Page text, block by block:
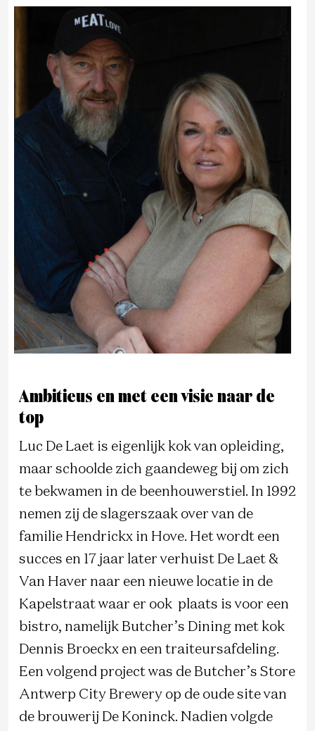
Ambitieus en met een visie naar de
top
Luc De Laet is eigenlijk kok van opleiding,
maar schoolde zich gaandeweg bij om zich
te bekwamen in de beenhouwerstiel. In 1992
nemen zij de slagerszaak over van de
familie Hendrickx in Hove. Het wordt een
succes en 17 jaar later verhuist De Laet &
Van Haver naar een nieuwe locatie in de
Kapelstraat waar er ook plaats is voor een
bistro, namelijk Butcher’s Dining met kok
Dennis Broeckx en een traiteursafdeling.
Een volgend project was de Butcher’s Store
Antwerp City Brewery op de oude site van
de brouwerij De Koninck. Nadien volgde